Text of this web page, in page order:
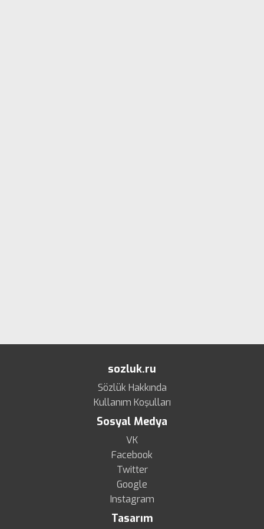
sozluk.ru
Sözlük Hakkında
Kullanım Koşulları
Sosyal Medya
VK
Facebook
Twitter
Google
Instagram
Tasarım